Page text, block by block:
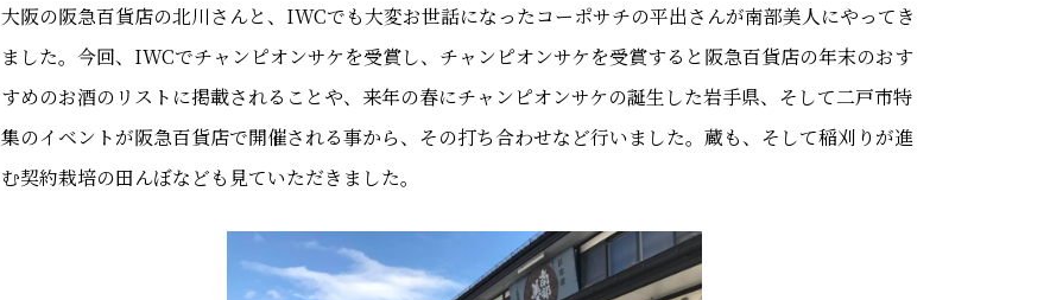
大阪の阪急百貨店の北川さんと、IWCでも大変お世話になったコーポサチの平出さんが南部美人にやってき
ました。今回、IWCでチャンピオンサケを受賞し、チャンピオンサケを受賞すると阪急百貨店の年末のおす
すめのお酒のリストに掲載されることや、来年の春にチャンピオンサケの誕生した岩手県、そして二戸市特
集のイベントが阪急百貨店で開催される事から、その打ち合わせなど行いました。蔵も、そして稲刈りが進
む契約栽培の田んぼなども見ていただきました。